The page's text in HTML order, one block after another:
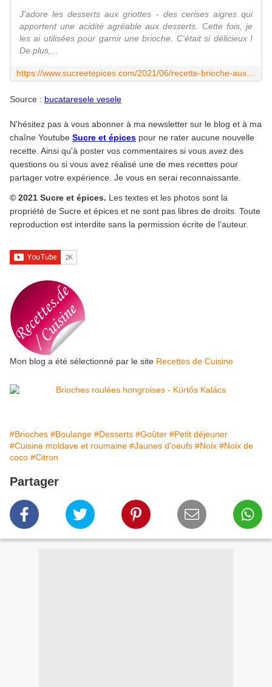
J'adore les desserts aux griottes - des cerises aigres qui
apportent une acidité agréable aux desserts. Cette fois, je
les ai utilisées pour garnir une brioche. C'était si délicieux !
De plus,...
Source : bucataresele vesele
N'hésitez pas à vous abonner à ma newsletter sur le blog et à ma
chaîne Youtube Sucre et épices pour ne rater aucune nouvelle
recette. Ainsi qu'à poster vos commentaires si vous avez des
questions ou si vous avez réalisé une de mes recettes pour
partager votre expérience. Je vous en serai reconnaissante.
© 2021 Sucre et épices. Les textes et les photos sont la
propriété de Sucre et épices et ne sont pas libres de droits. Toute
reproduction est interdite sans la permission écrite de l’auteur.
Mon blog a été sélectionné par le site Recettes de Cuisine
#Brioches #Boulange #Desserts #Goûter #Petit déjeuner
#Cuisine moldave et roumaine #Jaunes d'oeufs #Noix #Noix de
coco #Citron
Partager